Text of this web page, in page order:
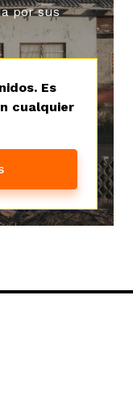
por sus
Es
cualquier